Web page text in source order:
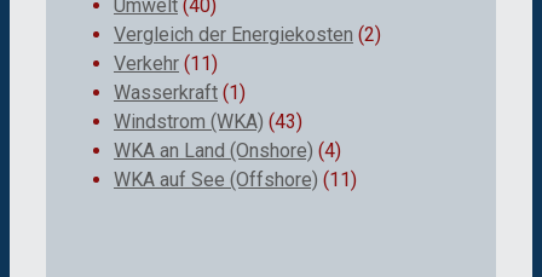
Umwelt (40)
Vergleich der Energiekosten (2)
Verkehr (11)
Wasserkraft (1)
Windstrom (WKA) (43)
WKA an Land (Onshore) (4)
WKA auf See (Offshore) (11)